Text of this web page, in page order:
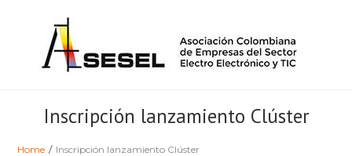
Inscripción lanzamiento Clúster
Home / Inscripción lanzamiento Clúster